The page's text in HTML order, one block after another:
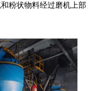
粉状物料经过磨机上部